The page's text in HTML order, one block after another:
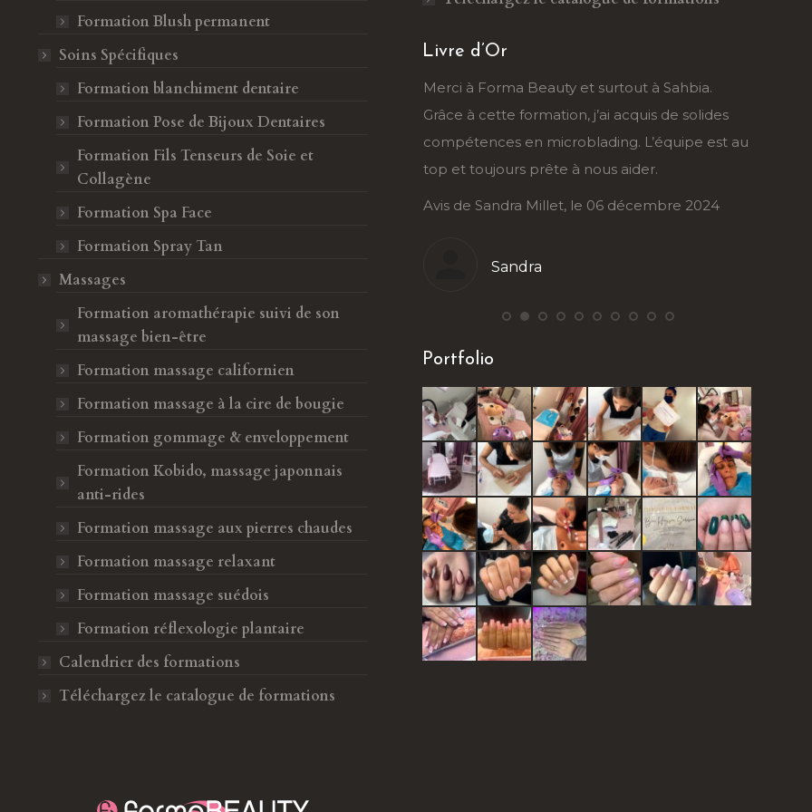
Formation Blush permanent
Soins Spécifiques
Formation blanchiment dentaire
Formation Pose de Bijoux Dentaires
Formation Fils Tenseurs de Soie et
Collagène
Formation Spa Face
Formation Spray Tan
Massages
Formation aromathérapie suivi de son
massage bien-être
Formation massage californien
Formation massage à la cire de bougie
Formation gommage & enveloppement
Formation Kobido, massage japonnais
anti-rides
Formation massage aux pierres chaudes
Formation massage relaxant
Formation massage suédois
Formation réflexologie plantaire
Calendrier des formations
Téléchargez le catalogue de formations
Livre d’Or
vraiment complète avec Sahbia
Beauty. Je suis ravie de l’ambiance
qui veulent se lancer !
2024
Merci à Forma Beauty et surtout à Sahbia.
Grâce à cette formation, j’ai acquis de solides
compétences en microblading. L’équipe est au
top et toujours prête à nous aider.
Avis de Sandra Millet, le 06 décembre 2024
Un grand merci à Sarah et Forma
formation ongles est très bien
l’accompagnement est
ravie de cette expérience !
Avis de Stéphanie Roy, le 5
Portfolio